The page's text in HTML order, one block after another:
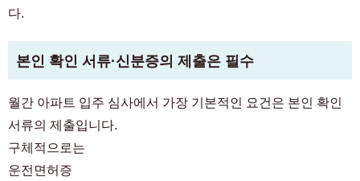
다.
본인 확인 서류·신분증의 제출은 필수
월간 아파트 입주 심사에서 가장 기본적인 요건은 본인 확인
서류의 제출입니다.
구체적으로는
운전면허증